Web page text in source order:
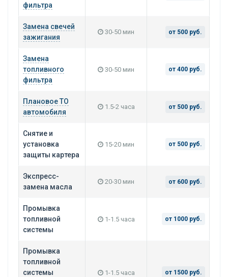
фильтра
Замена свечей
зажигания
30-50 мин от 500 руб.
Замена
топливного
фильтра
30-50 мин от 400 руб.
Плановое ТО
автомобиля
1.5-2 часа от 500 руб.
Снятие и
установка
защиты картера
15-20 мин от 500 руб.
Экспресс-
замена масла
20-30 мин от 600 руб.
Промывка
топливной
системы
1-1.5 часа от 1000 руб.
Промывка
топливной
системы
1-1.5 часа от 1500 руб.